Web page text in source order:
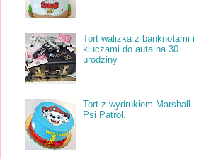
Tort walizka z banknotami i
kluczami do auta na 30
urodziny
Tort z wydrukiem Marshall
Psi Patrol.